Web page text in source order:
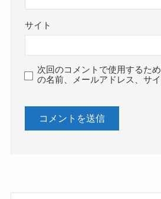
サイト
次回のコメントで使用するた
の名前、メールアドレス、サイ